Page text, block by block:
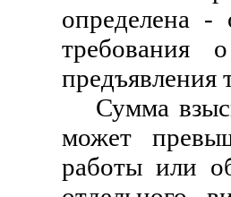
определена -
требования
предъявления
Сумма
может
работы или